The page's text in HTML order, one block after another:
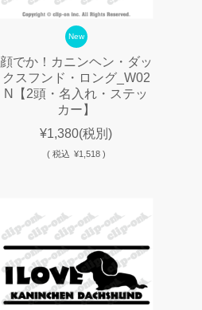
New
顔でか！カニンヘン・ダッ
クスフンド・ロング_W02
N【2頭・名入れ・ステッ
カー】
¥1,380(税別)
(税込 ¥1,518 )